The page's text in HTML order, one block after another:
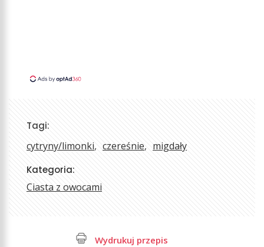
Tagi:
cytryny/limonki czereśnie migdały
Kategoria:
Ciasta z owocami
Wydrukuj przepis